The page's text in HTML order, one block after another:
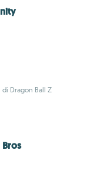
Dragon Ball Z
Bros